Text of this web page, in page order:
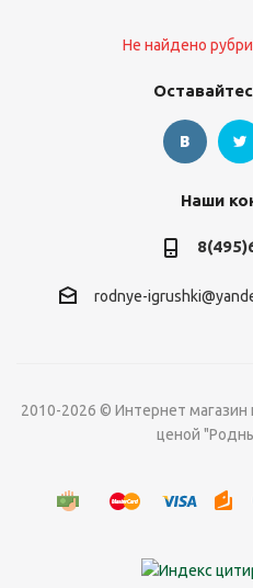
Не найдено
Наши
rodnye-
2010-2026 © Интернет магазин
ценой